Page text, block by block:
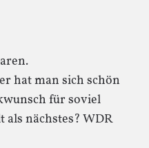
hat man sich schön
für soviel
nächstes? WDR